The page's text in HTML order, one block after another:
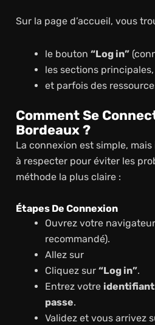
Sur la page d’accueil, vous
le bouton “Log in”
les sections principales,
et parfois des
Comment Se
Bordeaux ?
La connexion est simple,
à respecter pour éviter les
méthode la plus claire :
Étapes De Connexion
Ouvrez votre
recommandé).
Allez sur
Cliquez sur “Log in”.
Entrez votre identifiant
passe.
Validez et vous arrivez